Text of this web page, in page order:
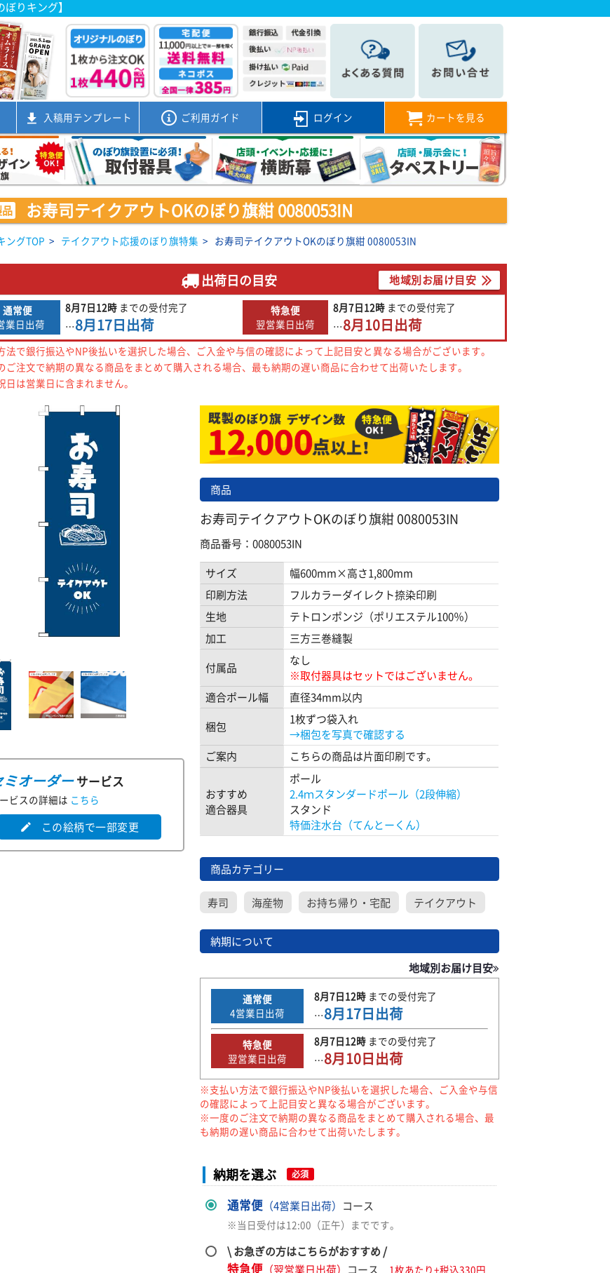
りキング】
入稿用テンプレート ご利用ガイド ログイン カートを見る
お寿司テイクアウトOKのぼり旗紺 0080053IN
ングTOP > テイクアウト応援のぼり旗特集 > お寿司テイクアウトOKのぼり旗紺 0080053IN
出荷日の目安 地域別お届け目安
通常便
業日出荷
8月7日12時 までの受付完了
…8月17日出荷
特急便
翌営業日出荷
8月7日12時 までの受付完了
…8月10日出荷
法で銀行振込やNP後払いを選択した場合、ご入金や与信の確認によって上記目安と異なる場合がございます。
ご注文で納期の異なる商品をまとめて購入される場合、最も納期の遅い商品に合わせて出荷いたします。
は営業日に含まれません。
ミオーダーサービス
ビスの詳細は こちら
edit この絵柄で一部変更
商品
お寿司テイクアウトOKのぼり旗紺 0080053IN
商品番号：0080053IN
サイズ
幅600mm×高さ1,800mm
印刷方法
フルカラーダイレクト捺染印刷
生地
テトロンポンジ（ポリエステル100％）
加工
三方三巻縫製
付属品
なし
※取付器具はセットではございません。
適合ポール幅
直径34mm以内
梱包
1枚ずつ袋入れ
→梱包を写真で確認する
ご案内
こちらの商品は片面印刷です。
おすすめ
適合器具
ポール
2.4ｍスタンダードポール（2段伸縮）
スタンド
特価注水台（てんとーくん）
商品カテゴリー
寿司 海産物 お持ち帰り・宅配 テイクアウト
納期について
地域別お届け目安
通常便
4営業日出荷
8月7日12時までの受付完了
…8月17日出荷
特急便
翌営業日出荷
8月7日12時までの受付完了
…8月10日出荷
※支払い方法で銀行振込やNP後払いを選択した場合、ご入金や与信
の確認によって上記目安と異なる場合がございます。
※一度のご注文で納期の異なる商品をまとめて購入される場合、最
も納期の遅い商品に合わせて出荷いたします。
納期を選ぶ 必須
通常便（4営業日出荷） コース
※当日受付は12:00（正午）までです。
\ お急ぎの方はこちらがおすすめ /
特急便（翌営業日出荷） コース
1枚あたり+税込330円